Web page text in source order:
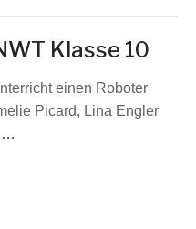
Klasse 10
einen Roboter
Picard, Lina Engler
…